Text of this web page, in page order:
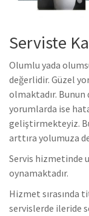
Serviste
Olumlu yada
değerlidir. Güzel
olmaktadır. Bunun
yorumlarda ise
geliştirmekteyiz.
arttıra yolumuza
Servis hizmetinde
oynamaktadır.
Hizmet sırasında
servislerde ileride